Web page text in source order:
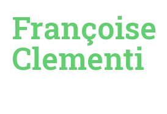
Françoise
Clementi